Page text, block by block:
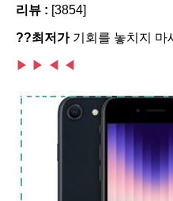
리뷰 : [3854]
??최저가 기회를 놓치지 마
▶ ▶ ◀ ◀